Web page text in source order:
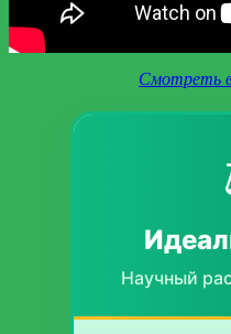
Смотреть
Научный